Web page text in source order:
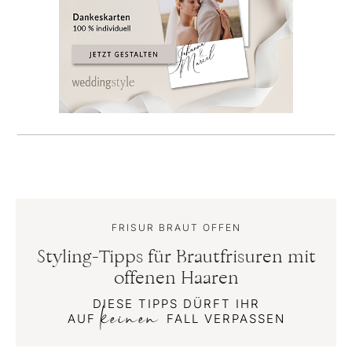
FRISUR BRAUT OFFEN
Styling-Tipps für Brautfrisuren mit
offenen Haaren
DIESE TIPPS DÜRFT IHR
AUFkeinen FALL VERPASSEN